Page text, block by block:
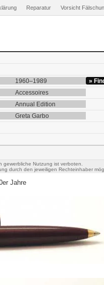
Reparatur Vorsicht
1960–1989
»
Accessoires
Annual Edition
Greta Garbo
Nutzung ist verboten.
durch den jeweiligen Rechteinhaber
Jahre